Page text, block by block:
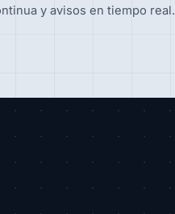
y avisos en tiempo real.